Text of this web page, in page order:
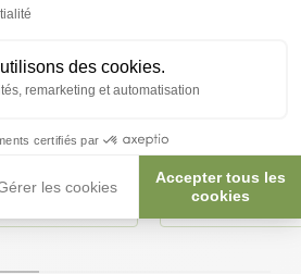
des cookies.
remarketing et automatisation
certifiés par
les cookies
Accepter tous les
cookies
89,90 €
53,94 €